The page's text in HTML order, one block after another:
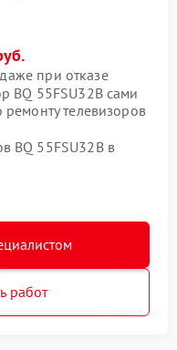
даже при отказе
BQ 55FSU32B сами
телевизоров
BQ 55FSU32B в
работ